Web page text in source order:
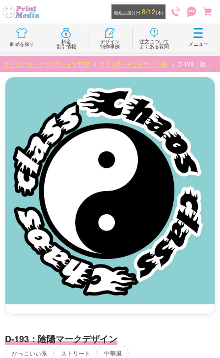
最短お届け日 8/12(水)
商品を探す 料金
割引情報
デザイン
制作事例
注文について
よくある質問 メニュー
オリジナル・クラスTシャツTOP クラスTシャツデザイン集
D-193：陰陽マークデザイン
かっこいい系 ストリート 中華風